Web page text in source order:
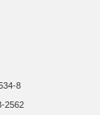
8
2562